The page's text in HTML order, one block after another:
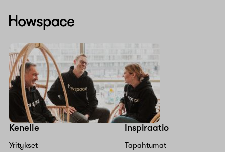
Howspace
Kenelle
Yritykset
Inspiraatio
Tapahtumat